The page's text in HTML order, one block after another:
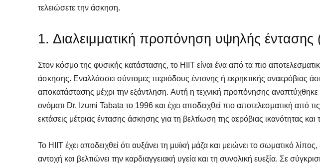
τελειώσετε την άσκηση.
1. Διαλειμματική προπόνηση υψηλής έντασης
Στον κόσμο της φυσικής κατάστασης, το HIIT είναι ένα από τα πιο
άσκησης. Εναλλάσσει σύντομες περιόδους έντονης ή εκρηκτικής αναερόβιας
αποκατάστασης μέχρι την εξάντληση. Αυτή η τεχνική προπόνησης
ονόματι Dr. Izumi Tabata το 1996 και έχει αποδειχθεί πιο αποτελεσματική από
εκτάσεις μέτριας έντασης άσκησης για τη βελτίωση της αερόβιας ικανότητας
Το HIIT έχει αποδειχθεί ότι αυξάνει τη μυϊκή μάζα και μειώνει το σωματικό
αντοχή και βελτιώνει την καρδιαγγειακή υγεία και τη συνολική ευεξία. Σε